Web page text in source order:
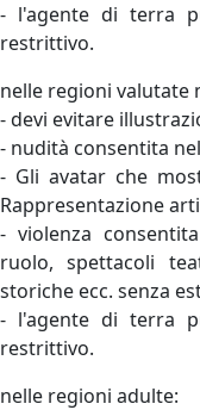
- l'agente di terra
restrittivo.
nelle regioni valutate
- devi evitare
- nudità consentita
- Gli avatar che
Rappresentazione
- violenza
ruolo, spettacoli
storiche ecc. senza
- l'agente di terra
restrittivo.
nelle regioni adulte: